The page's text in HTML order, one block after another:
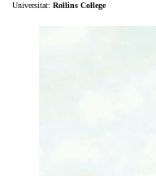
Universitat: Rollins College